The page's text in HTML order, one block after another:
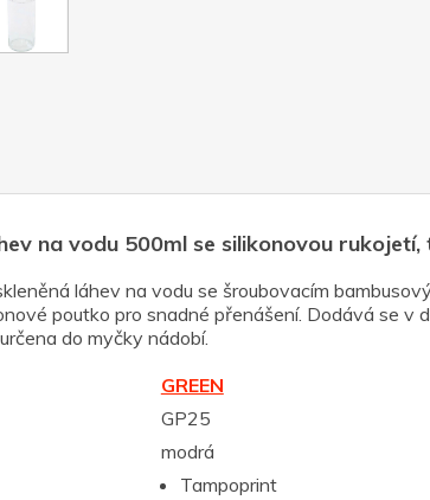
na vodu 500ml se silikonovou
láhev na vodu se šroubovacím
poutko pro snadné přenášení. Dodává se v
do myčky nádobí.
GREEN
GP25
modrá
Tampoprint